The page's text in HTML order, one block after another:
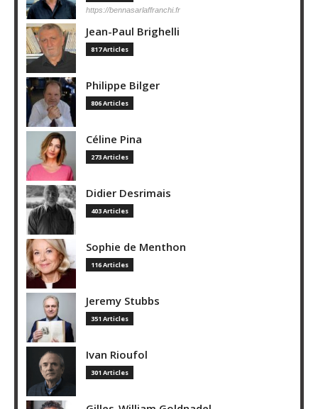
https://bennasarlaffranchi.fr
Jean-Paul Brighelli
817 Articles
Philippe Bilger
806 Articles
Céline Pina
273 Articles
Didier Desrimais
403 Articles
Sophie de Menthon
116 Articles
Jeremy Stubbs
351 Articles
Ivan Rioufol
301 Articles